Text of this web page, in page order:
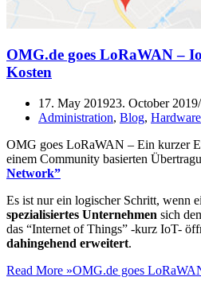
OMG.de goes LoRaWAN –
Kosten
17. May 201923. October 2019
Administration, Blog, Hardware
OMG goes LoRaWAN – Ein kurzer
einem Community basierten
Network”
Es ist nur ein logischer Schritt, wenn
spezialisiertes Unternehmen sich
das “Internet of Things” -kurz IoT-
dahingehend erweitert.
Read More »OMG.de goes